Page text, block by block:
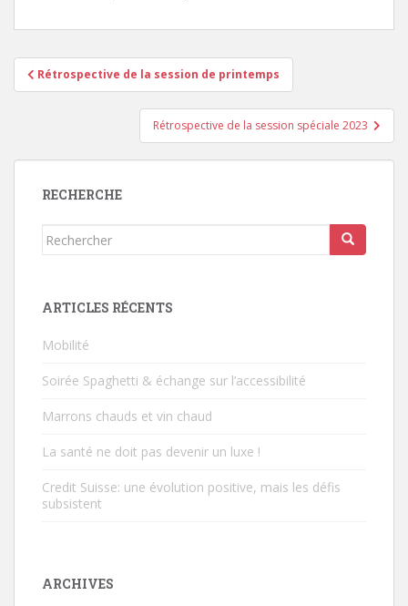
Navigation
de
Rétrospective de la session de printemps
Rétrospective de la session spéciale 2023
RECHERCHE
Rechercher...
ARTICLES RÉCENTS
Mobilité
Soirée Spaghetti & échange sur l’accessibilité
Marrons chauds et vin chaud
La santé ne doit pas devenir un luxe !
Credit Suisse: une évolution positive, mais les défis
subsistent
ARCHIVES